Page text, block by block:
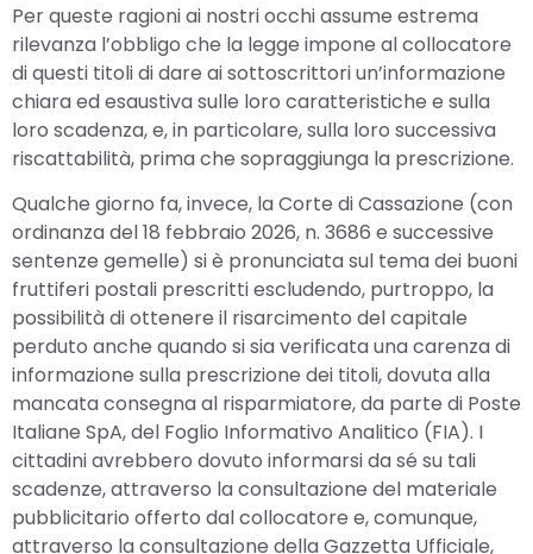
Per queste ragioni ai nostri occhi assume estrema
rilevanza l’obbligo che la legge impone al collocatore
di questi titoli di dare ai sottoscrittori un’informazione
chiara ed esaustiva sulle loro caratteristiche e sulla
loro scadenza, e, in particolare, sulla loro successiva
riscattabilità, prima che sopraggiunga la prescrizione.
Qualche giorno fa, invece, la Corte di Cassazione (con
ordinanza del 18 febbraio 2026, n. 3686 e successive
sentenze gemelle) si è pronunciata sul tema dei buoni
fruttiferi postali prescritti escludendo, purtroppo, la
possibilità di ottenere il risarcimento del capitale
perduto anche quando si sia verificata una carenza di
informazione sulla prescrizione dei titoli, dovuta alla
mancata consegna al risparmiatore, da parte di Poste
Italiane SpA, del Foglio Informativo Analitico (FIA). I
cittadini avrebbero dovuto informarsi da sé su tali
scadenze, attraverso la consultazione del materiale
pubblicitario offerto dal collocatore e, comunque,
attraverso la consultazione della Gazzetta Ufficiale,